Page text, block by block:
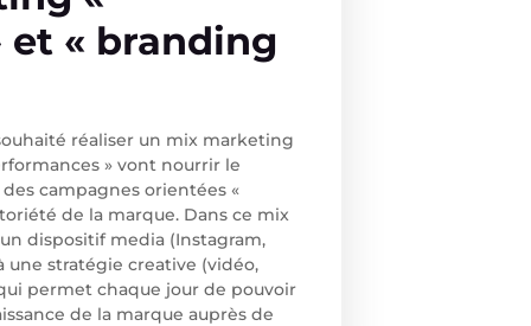
« branding
réaliser un mix marketing
» vont nourrir le
campagnes orientées «
de la marque. Dans ce mix
dispositif media (Instagram,
une stratégie creative (vidéo,
permet chaque jour de pouvoir
de la marque auprès de